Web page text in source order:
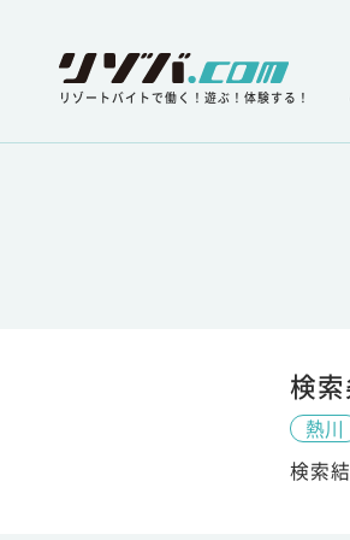
リゾートバイトで働く！遊ぶ！体験する！
検
熱川
検索